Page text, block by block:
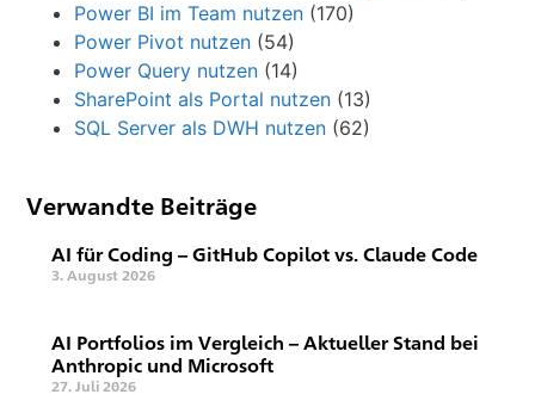
Power BI im Team nutzen (170)
Power Pivot nutzen (54)
Power Query nutzen (14)
SharePoint als Portal nutzen (13)
SQL Server als DWH nutzen (62)
Verwandte Beiträge
AI für Coding – GitHub Copilot vs. Claude Code
3. August 2026
AI Portfolios im Vergleich – Aktueller Stand bei
Anthropic und Microsoft
27. Juli 2026